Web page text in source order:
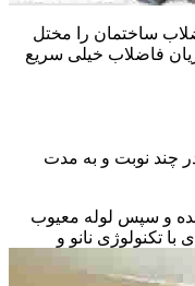
ساختمان را مختل
فاضلاب خیلی سریع
چند نوبت و به مدت
و سپس لوله معیوب
تکنولوژی نانو و